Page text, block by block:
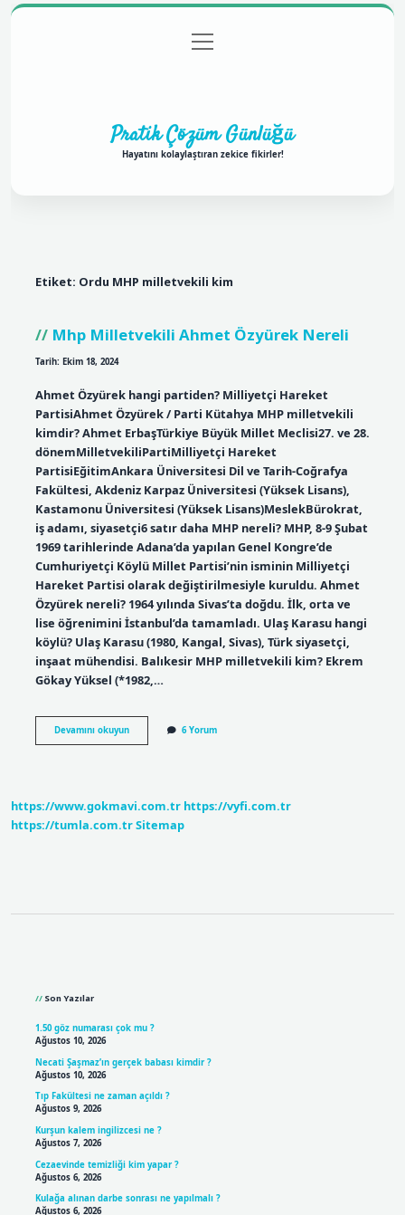
Gizlilik Politikası
menüyü
aç
Pratik Çözüm Günlüğü
Hayatını kolaylaştıran zekice fikirler!
Etiket: Ordu MHP milletvekili kim
Mhp Milletvekili Ahmet Özyürek Nereli
Tarih: Ekim 18, 2024
Ahmet Özyürek hangi partiden? Milliyetçi Hareket
PartisiAhmet Özyürek / Parti Kütahya MHP milletvekili
kimdir? Ahmet ErbaşTürkiye Büyük Millet Meclisi27. ve 28.
dönemMilletvekiliPartiMilliyetçi Hareket
PartisiEğitimAnkara Üniversitesi Dil ve Tarih-Coğrafya
Fakültesi, Akdeniz Karpaz Üniversitesi (Yüksek Lisans),
Kastamonu Üniversitesi (Yüksek Lisans)MeslekBürokrat,
iş adamı, siyasetçi6 satır daha MHP nereli? MHP, 8-9 Şubat
1969 tarihlerinde Adana’da yapılan Genel Kongre’de
Cumhuriyetçi Köylü Millet Partisi’nin isminin Milliyetçi
Hareket Partisi olarak değiştirilmesiyle kuruldu. Ahmet
Özyürek nereli? 1964 yılında Sivas’ta doğdu. İlk, orta ve
lise öğrenimini İstanbul’da tamamladı. Ulaş Karasu hangi
köylü? Ulaş Karasu (1980, Kangal, Sivas), Türk siyasetçi,
inşaat mühendisi. Balıkesir MHP milletvekili kim? Ekrem
Gökay Yüksel (*1982,…
Devamını okuyunMhp
Milletvekili
6 Yorum
https://www.gokmavi.com.tr https://vyfi.com.tr
https://tumla.com.trSitemap
Son Yazılar
1.50 göz numarası çok mu ?
Ağustos 10, 2026
Necati Şaşmaz’ın gerçek babası kimdir ?
Ağustos 10, 2026
Tıp Fakültesi ne zaman açıldı ?
Ağustos 9, 2026
Kurşun kalem ingilizcesi ne ?
Ağustos 7, 2026
Cezaevinde temizliği kim yapar ?
Ağustos 6, 2026
Kulağa alınan darbe sonrası ne yapılmalı ?
Ağustos 6, 2026